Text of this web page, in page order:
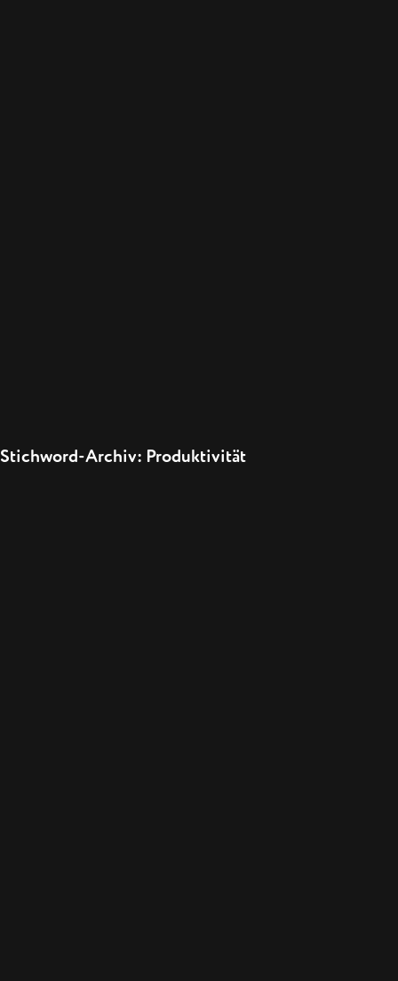
Stichword-Archiv: Produktivität